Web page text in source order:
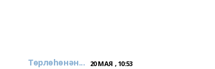
Төрлөһөнән... 20 МАЯ , 10:53